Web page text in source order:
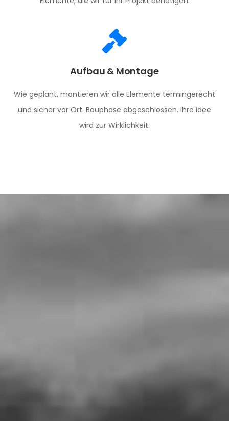
Aufbau & Montage
Wie geplant, montieren wir alle Elemente termingerecht
und sicher vor Ort. Bauphase abgeschlossen. Ihre idee
wird zur Wirklichkeit.